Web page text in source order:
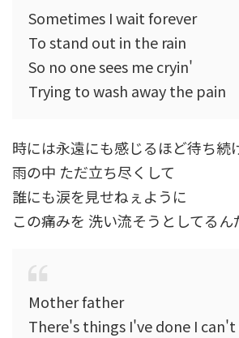
Sometimes I wait forever
To stand out in the rain
So no one sees me cryin'
Trying to wash away the pain
時には永遠にも感じるほど待ち続
雨の中 ただ立ち尽くして
誰にも涙を見せねぇように
この痛みを 洗い流そうとしてるん
Mother father
There's things I've done I can't